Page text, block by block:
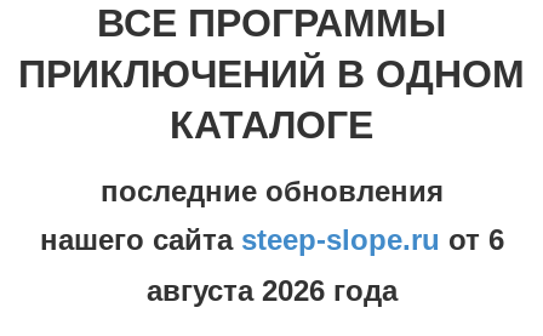
ВСЕ ПРОГРАММЫ
ПРИКЛЮЧЕНИЙ В ОДНОМ
КАТАЛОГЕ
последние обновления
нашего сайта steep-slope.ru от 6
августа 2026 года